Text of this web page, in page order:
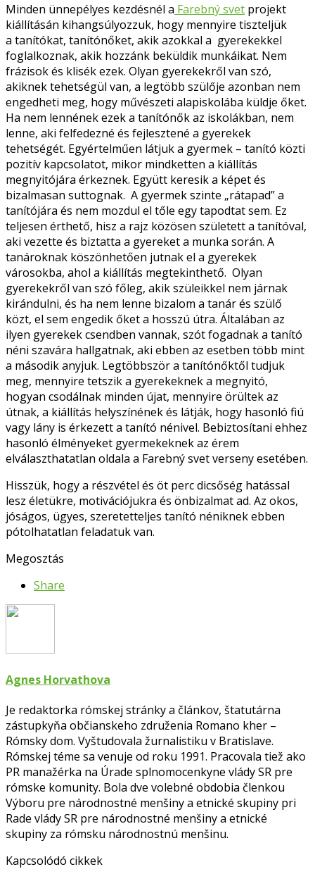
Minden ünnepélyes kezdésnél a Farebný svet projekt
kiállításán kihangsúlyozzuk, hogy mennyire tiszteljük
a tanítókat, tanítónőket, akik azokkal a gyerekekkel
foglalkoznak, akik hozzánk beküldik munkáikat. Nem
frázisok és klisék ezek. Olyan gyerekekről van szó,
akiknek tehetségül van, a legtöbb szülője azonban nem
engedheti meg, hogy művészeti alapiskolába küldje őket.
Ha nem lennének ezek a tanítónők az iskolákban, nem
lenne, aki felfedezné és fejlesztené a gyerekek
tehetségét. Egyértelműen látjuk a gyermek – tanító közti
pozitív kapcsolatot, mikor mindketten a kiállítás
megnyitójára érkeznek. Együtt keresik a képet és
bizalmasan suttognak. A gyermek szinte „rátapad” a
tanítójára és nem mozdul el tőle egy tapodtat sem. Ez
teljesen érthető, hisz a rajz közösen született a tanítóval,
aki vezette és biztatta a gyereket a munka során. A
tanároknak köszönhetően jutnak el a gyerekek
városokba, ahol a kiállítás megtekinthető. Olyan
gyerekekről van szó főleg, akik szüleikkel nem járnak
kirándulni, és ha nem lenne bizalom a tanár és szülő
közt, el sem engedik őket a hosszú útra. Általában az
ilyen gyerekek csendben vannak, szót fogadnak a tanító
néni szavára hallgatnak, aki ebben az esetben több mint
a második anyjuk. Legtöbbször a tanítónőktől tudjuk
meg, mennyire tetszik a gyerekeknek a megnyitó,
hogyan csodálnak minden újat, mennyire örültek az
útnak, a kiállítás helyszínének és látják, hogy hasonló fiú
vagy lány is érkezett a tanító nénivel. Bebiztosítani ehhez
hasonló élményeket gyermekeknek az érem
elválaszthatatlan oldala a Farebný svet verseny esetében.
Hisszük, hogy a részvétel és öt perc dicsőség hatással
lesz életükre, motivációjukra és önbizalmat ad. Az okos,
jóságos, ügyes, szeretetteljes tanító néniknek ebben
pótolhatatlan feladatuk van.
Megosztás
Share
Agnes Horvathova
Je redaktorka rómskej stránky a článkov, štatutárna
zástupkyňa občianskeho združenia Romano kher –
Rómsky dom. Vyštudovala žurnalistiku v Bratislave.
Rómskej téme sa venuje od roku 1991. Pracovala tiež ako
PR manažérka na Úrade splnomocenkyne vlády SR pre
rómske komunity. Bola dve volebné obdobia členkou
Výboru pre národnostné menšiny a etnické skupiny pri
Rade vlády SR pre národnostné menšiny a etnické
skupiny za rómsku národnostnú menšinu.
Kapcsolódó cikkek